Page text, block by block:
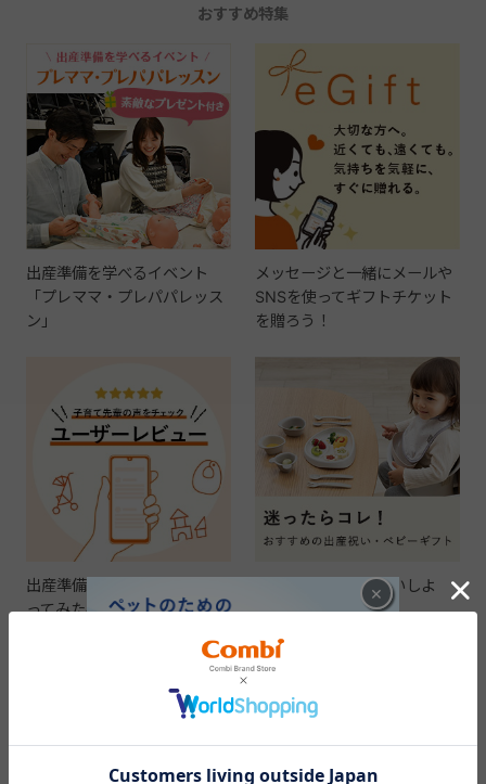
おすすめ特集
出産準備を学べるイベント
「プレママ・プレパパレッス
ン」
メッセージと一緒にメールや
SNSを使ってギフトチケット
を贈ろう！
出産準備の参考に。実際に使
ってみた感想をチェック！
ギフトを贈ってお祝いしよ
う！
CHECKED ITEM
×